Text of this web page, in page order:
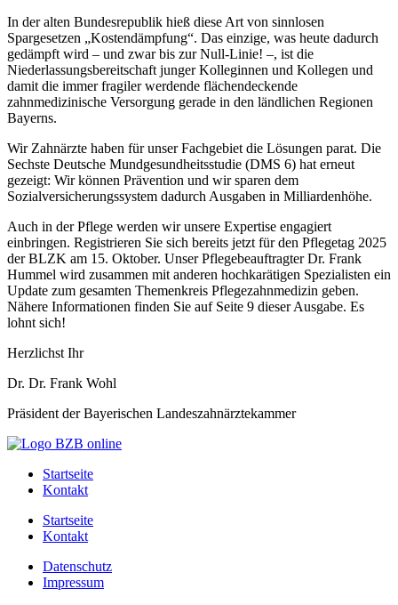
In der alten Bundesrepublik hieß diese Art von sinnlosen
Spargesetzen „Kostendämpfung“. Das einzige, was heute dadurch
gedämpft wird – und zwar bis zur Null-Linie! –, ist die
Niederlassungsbereitschaft junger Kolleginnen und Kollegen und
damit die immer fragiler werdende flächendeckende
zahnmedizinische Versorgung gerade in den ländlichen Regionen
Bayerns.
Wir Zahnärzte haben für unser Fachgebiet die Lösungen parat. Die
Sechste Deutsche Mundgesundheitsstudie (DMS 6) hat erneut
gezeigt: Wir können Prävention und wir sparen dem
Sozialversicherungssystem dadurch Ausgaben in Milliardenhöhe.
Auch in der Pflege werden wir unsere Expertise engagiert
einbringen. Registrieren Sie sich bereits jetzt für den Pflegetag 2025
der BLZK am 15. Oktober. Unser Pflegebeauftragter Dr. Frank
Hummel wird zusammen mit anderen hochkarätigen Spezialisten ein
Update zum gesamten Themenkreis Pflegezahnmedizin geben.
Nähere Informationen finden Sie auf Seite 9 dieser Ausgabe. Es
lohnt sich!
Herzlichst Ihr
Dr. Dr. Frank Wohl
Präsident der Bayerischen Landeszahnärztekammer
Startseite
Kontakt
Startseite
Kontakt
Datenschutz
Impressum